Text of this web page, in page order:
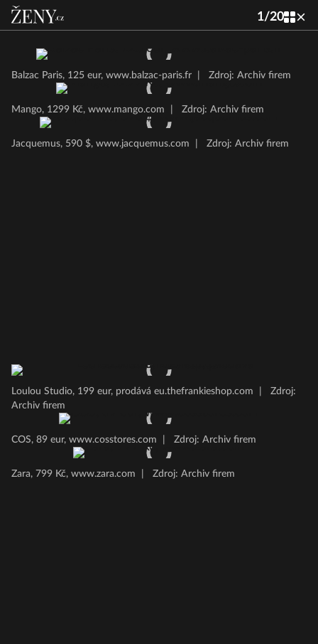
1/20
Balzac Paris, 125 eur, www.balzac-paris.fr Zdroj: Archiv firem
Mango, 1299 Kč, www.mango.com Zdroj: Archiv firem
Jacquemus, 590 $, www.jacquemus.com Zdroj: Archiv firem
Loulou Studio, 199 eur, prodává eu.thefrankieshop.com
Zdroj:
Archiv firem
COS, 89 eur, www.cosstores.com Zdroj: Archiv firem
Zara, 799 Kč, www.zara.com Zdroj: Archiv firem